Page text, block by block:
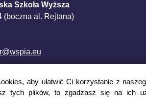
aby ułatwić Ci korzystanie z
tych plików, to zgadzasz się na ich
Szkoła Wyższa
(boczna al. Rejtana)
Newsletter: